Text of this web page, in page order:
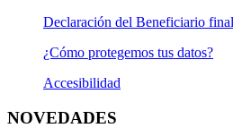
Declaración del Beneficiario final
¿Cómo protegemos tus datos?
Accesibilidad
NOVEDADES